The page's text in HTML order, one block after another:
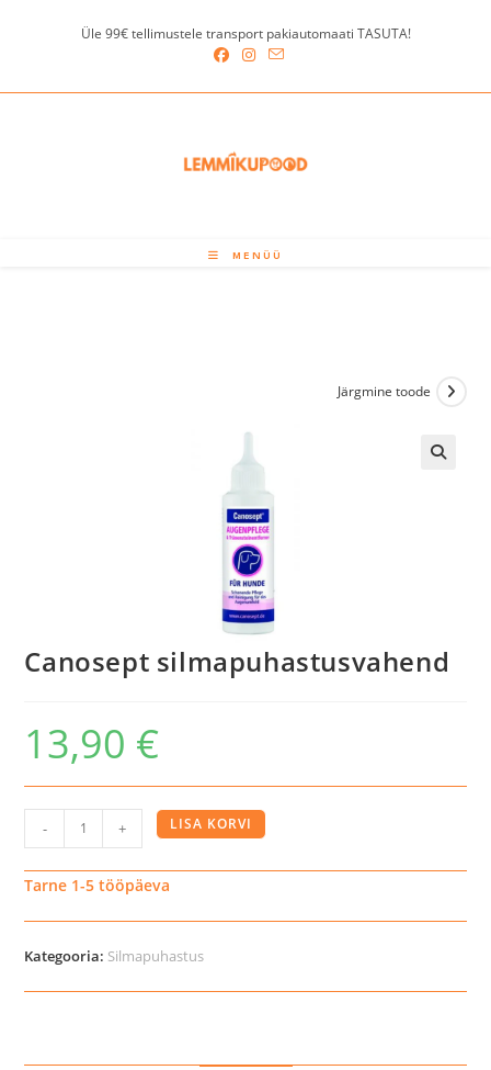
Üle 99€ tellimustele transport pakiautomaati TASUTA!
MENÜÜ
Järgmine toode
Canosept silmapuhastusvahend
13,90 €
Canosept
silmapuhastusvahend
kogus
- + LISA KORVI
Tarne 1-5 tööpäeva
Kategooria: Silmapuhastus